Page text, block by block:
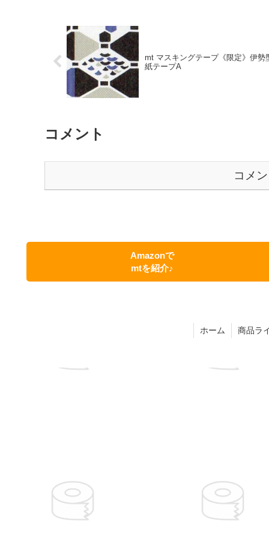
mt マスキングテープ《限定》伊勢
紙テープA
コメント
コメ
Amazonで
mtを紹介♪
ホーム 商品ラ